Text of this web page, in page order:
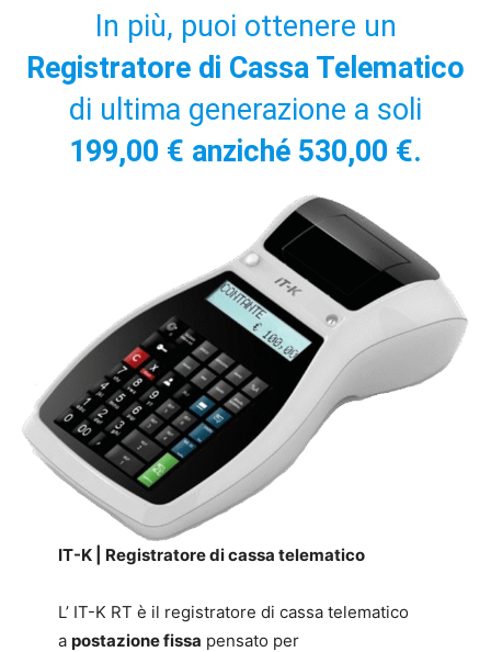
In più, puoi ottenere un
Registratore di Cassa Telematico
di ultima generazione a soli
199,00 € anziché 530,00 €.
IT-K | Registratore di cassa telematico
L’ IT-K RT è il registratore di cassa telematico
a postazione fissa pensato per